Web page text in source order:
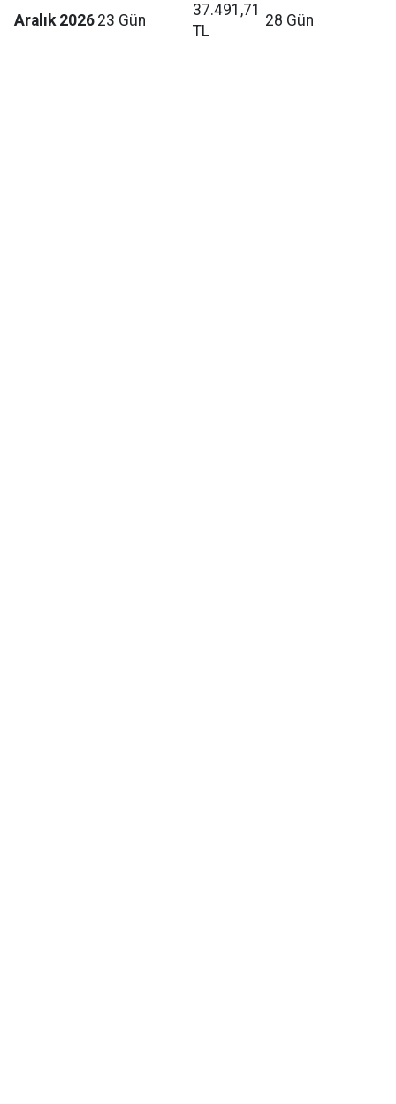
Aralık 2026 23 Gün
37.491,71
TL
28 Gün